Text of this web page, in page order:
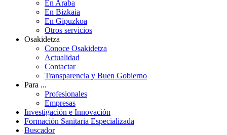
En Araba
En Bizkaia
En Gipuzkoa
Otros servicios
Osakidetza
Conoce Osakidetza
Actualidad
Contactar
Transparencia y Buen Gobierno
Para ...
Profesionales
Empresas
Investigación e Innovación
Formación Sanitaria Especializada
Buscador